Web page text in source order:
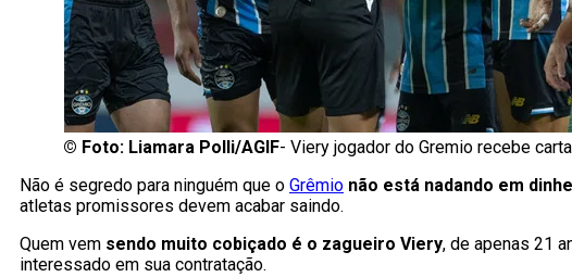
© Foto: Liamara Polli/AGIF- Viery jogador do Gremio recebe
Não é segredo para ninguém que o Grêmio não está nadando em
atletas promissores devem acabar saindo.
Quem vem sendo muito cobiçado é o zagueiro Viery, de apenas 21
interessado em sua contratação.